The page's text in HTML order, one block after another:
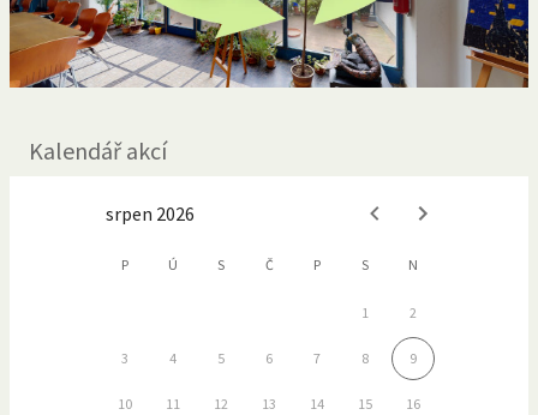
Kalendář akcí
srpen 2026
P Ú S Č P S N
1 2
3 4 5 6 7 8 9
10 11 12 13 14 15 16